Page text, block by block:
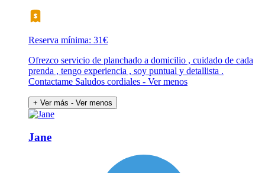
Reserva mínima: 31€
Ofrezco servicio de planchado a domicilio , cuidado de cada
prenda , tengo experiencia , soy puntual y detallista .
Contactame Saludos cordiales - Ver menos
+ Ver más - Ver menos
Jane